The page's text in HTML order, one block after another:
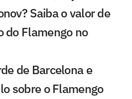
Saiba o valor de
do Flamengo no
de Barcelona e
sobre o Flamengo